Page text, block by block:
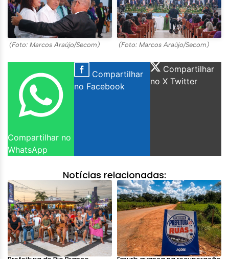
(Foto: Marcos Araújo/Secom) (Foto: Marcos Araújo/Secom)
Compartilhar no
WhatsApp
Compartilhar
no Facebook
Compartilhar
no X Twitter
Notícias relacionadas: